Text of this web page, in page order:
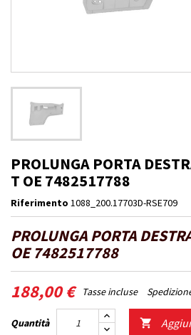
PROLUNGA PORTA
T OE 7482517788
Riferimento 1088_200.17703D-RSE709
PROLUNGA PORTA
OE 7482517788
188,00 € Tasse incluse
Quantità 